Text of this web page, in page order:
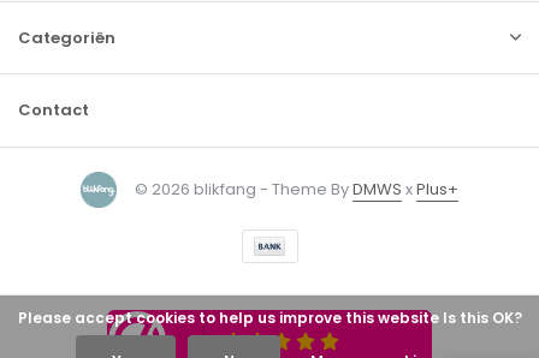
Categoriën
Contact
© 2026 blikfang - Theme ByDMWS xPlus+
Please accept cookies to help us improve this website Is this OK?